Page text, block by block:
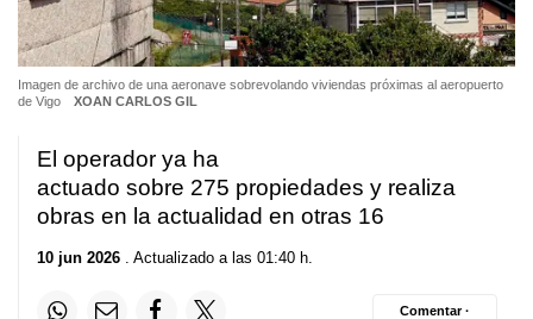
Imagen de archivo de una aeronave sobrevolando viviendas próximas al aeropuerto
de Vigo
XOAN CARLOS GIL
El operador ya ha
actuado sobre 275 propiedades y realiza
obras en la actualidad en otras 16
10 jun 2026 . Actualizado a las 01:40 h.
Comentar ·